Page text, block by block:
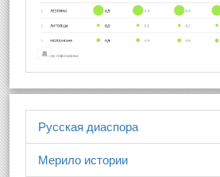
Русская диаспора
Мерило истории